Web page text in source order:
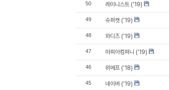
50 레이니스트 ('19)
49 슈퍼캣 ('19)
48 와디즈 ('19)
47 마피아컴퍼니 ('19)
46 위메프 ('18)
45 네이버 ('19)